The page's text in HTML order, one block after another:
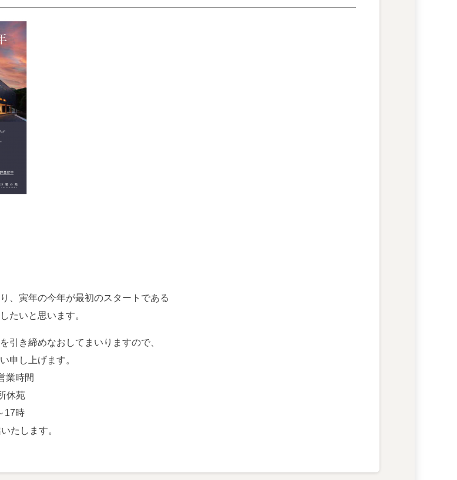
、寅年の今年が最初のスタートである
たいと思います。
引き締めなおしてまいりますので、
申し上げます。
業時間
休苑
時
たします。